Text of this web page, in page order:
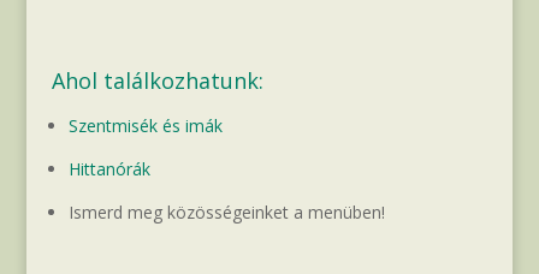
Ahol találkozhatunk:
Szentmisék és imák
Hittanórák
Ismerd meg közösségeinket a menüben!